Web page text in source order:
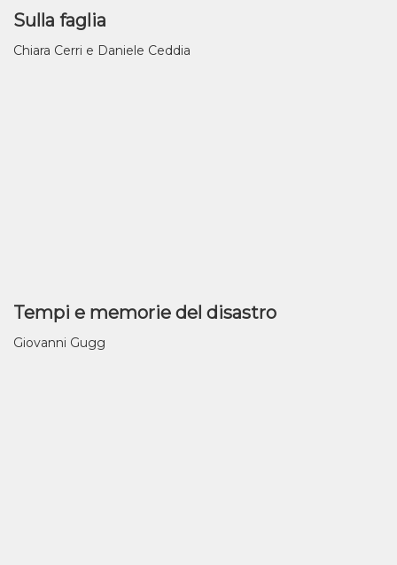
Sulla faglia
Chiara Cerri e Daniele Ceddia
Tempi e memorie del disastro
Giovanni Gugg